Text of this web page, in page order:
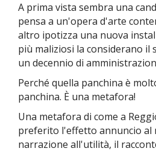
A prima vista sembra una
pensa a un'opera d'arte
altro ipotizza una nuova
più maliziosi la considerano il
un decennio di
Perché quella panchina è
panchina. È una metafora!
Una metafora di come a
preferito l'effetto annuncio al
narrazione all'utilità, il